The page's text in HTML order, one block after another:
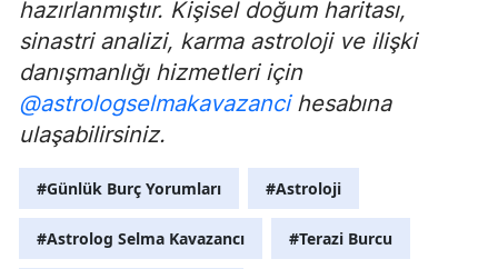
hazırlanmıştır. Kişisel doğum haritası,
sinastri analizi, karma astroloji ve ilişki
danışmanlığı hizmetleri için
@astrologselmakavazancihesabına
ulaşabilirsiniz.
#Günlük Burç Yorumları #Astroloji
#Astrolog Selma Kavazancı #Terazi Burcu